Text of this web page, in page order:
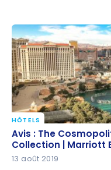
Avis : The
Collection | Marriott
HÔTELS
Avis : The
Collection | Marriott
13 août 2019